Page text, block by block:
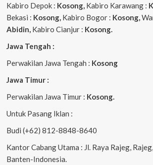
Kabiro Depok : Kosong, Kabiro Karawang :
Bekasi : Kosong, Kabiro Bogor : Kosong,
Abidin, Kabiro Cianjur : Kosong.
Jawa Tengah :
Perwakilan Jawa Tengah : Kosong
Jawa Timur :
Perwakilan Jawa Timur : Kosong.
Untuk Pasang Iklan :
Budi (+62) 812-8848-8640
Kantor Cabang Utama : Jl. Raya Rajeg,
Banten-Indonesia.